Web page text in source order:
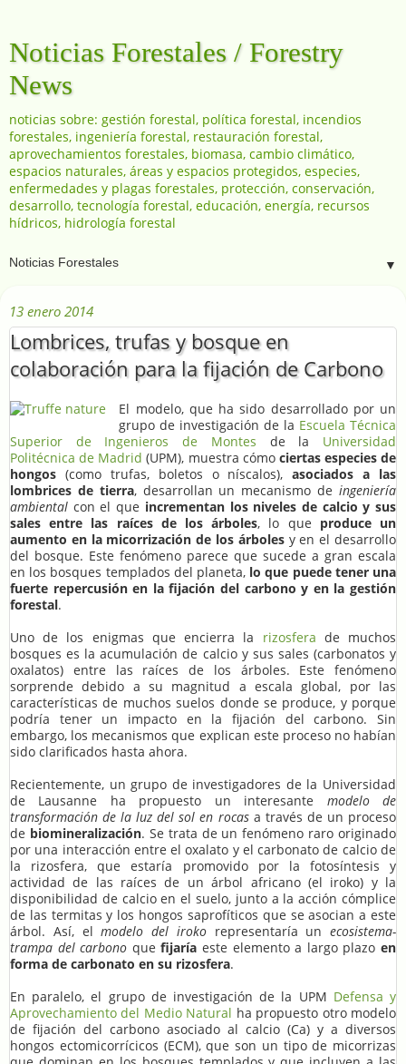
Noticias Forestales / Forestry
News
noticias sobre: gestión forestal, política forestal, incendios
forestales, ingeniería forestal, restauración forestal,
aprovechamientos forestales, biomasa, cambio climático,
espacios naturales, áreas y espacios protegidos, especies,
enfermedades y plagas forestales, protección, conservación,
desarrollo, tecnología forestal, educación, energía, recursos
hídricos, hidrología forestal
▼
13 enero 2014
Lombrices, trufas y bosque en
colaboración para la fijación de Carbono
El modelo, que ha sido desarrollado por un
grupo de investigación de la Escuela Técnica
Superior de Ingenieros de Montes de la Universidad
Politécnica de Madrid (UPM), muestra cómo ciertas especies de
hongos (como trufas, boletos o níscalos),asociados a las
lombrices de tierra, desarrollan un mecanismo deingeniería
ambiental con el que incrementan los niveles de calcio y sus
sales entre las raíces de los árboles, lo que produce un
aumento en la micorrización de los árbolesy en el desarrollo
del bosque. Este fenómeno parece que sucede a gran escala
en los bosques templados del planeta, lo que puede tener una
fuerte repercusión en la fijación del carbono y en la gestión
forestal.
Uno de los enigmas que encierra la rizosfera de muchos
bosques es la acumulación de calcio y sus sales (carbonatos y
oxalatos) entre las raíces de los árboles. Este fenómeno
sorprende debido a su magnitud a escala global, por las
características de muchos suelos donde se produce, y porque
podría tener un impacto en la fijación del carbono. Sin
embargo, los mecanismos que explican este proceso no habían
sido clarificados hasta ahora.
Recientemente, un grupo de investigadores de la Universidad
de Lausanne ha propuesto un interesante modelo de
transformación de la luz del sol en rocasa través de un proceso
de biomineralización. Se trata de un fenómeno raro originado
por una interacción entre el oxalato y el carbonato de calcio de
la rizosfera, que estaría promovido por la fotosíntesis y
actividad de las raíces de un árbol africano (el iroko) y la
disponibilidad de calcio en el suelo, junto a la acción cómplice
de las termitas y los hongos saprofíticos que se asocian a este
árbol. Así, elmodelo del irokorepresentaría un ecosistema-
trampa del carbono quefijaría este elemento a largo plazo en
forma de carbonato en su rizosfera.
En paralelo, el grupo de investigación de la UPM Defensa y
Aprovechamiento del Medio Natural ha propuesto otro modelo
de fijación del carbono asociado al calcio (Ca) y a diversos
hongos ectomicorrícicos (ECM), que son un tipo de micorrizas